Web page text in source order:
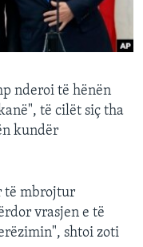
nderoi të hënën
të cilët siç tha
kundër
të mbrojtur
vrasjen e të
shtoi zoti